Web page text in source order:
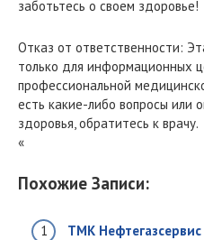
заботьтесь о своем здоровье!
Отказ от ответственности:
только для информационных
профессиональной
есть какие-либо вопросы или
здоровья, обратитесь к врачу.
«
Похожие Записи:
ТМК